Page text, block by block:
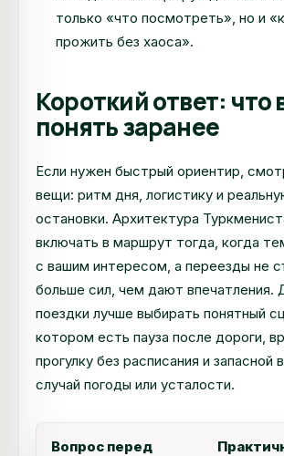
только «что посмотреть», но и
прожить без хаоса».
Короткий ответ: что
понять заранее
Если нужен быстрый ориентир,
вещи: ритм дня, логистику и
остановки. Архитектура
включать в маршрут тогда, когда
с вашим интересом, а переезды не
больше сил, чем дают впечатления.
поездки лучше выбирать понятный
котором есть пауза после дороги,
прогулку без расписания и запасной
случай погоды или усталости.
Вопрос перед